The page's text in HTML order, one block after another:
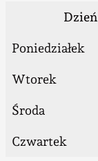
Dzień
Poniedziałek
Wtorek
Środa
Czwartek